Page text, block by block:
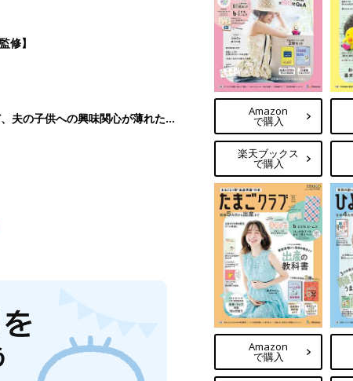
修】
夫の子供への興味関心が薄れた気
Amazon
で購入
楽天ブックス
で購入
Amazon
で購入